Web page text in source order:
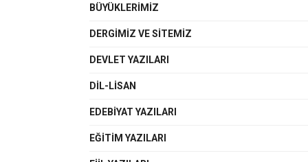
BÜYÜKLERIMIZ
DERGIMIZ VE SITEMIZ
DEVLET YAZILARI
DIL-LISAN
EDEBIYAT YAZILARI
EĞITIM YAZILARI